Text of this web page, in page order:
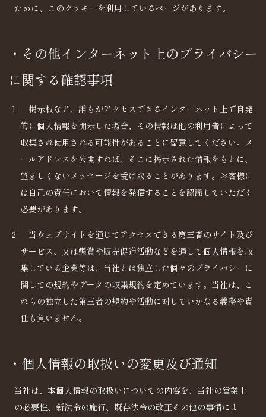
ために、このクッキーを利用しているページがあります。
・その他インターネット上のプライバシー
に関する確認事項
掲示板など、誰もがアクセスできるインターネット上で自発
的に個人情報を開示した場合、その情報は他の利用者によって
収集され使用される可能性があることに留意してください。メ
ールアドレスを公開すれば、そこに掲示された情報をもとに、
望ましくないメッセージを受け取ることがあります。お客様に
は自己の責任において情報を発信することを認識していただく
必要があります。
当ウェブサイトを通じてアクセスできる第三者のサイト及び
サービス、又は懸賞や販売促進活動などを通して個人情報を収
集している企業等は、当社とは独立した個々のプライバシーに
関しての規約やデータの収集規約を定めています。当社は、こ
れらの独立した第三者の規約や活動に対していかなる義務や責
任も負いません。
・個人情報の取扱いの変更及び通知
当社は、本個人情報の取扱いについての内容を、当社の営業上
の必要性、新法令の施行、既存法令の改正その他の事情によ